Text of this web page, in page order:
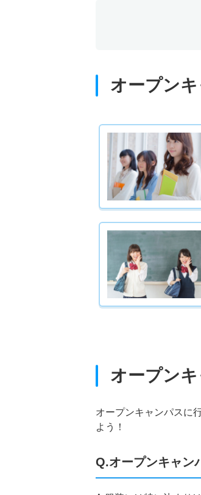
オープン
オープン
オープンキャンパスに
よう！
Q.オープンキャン